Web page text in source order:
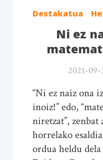
Destakatua
Ni ez
2021-09-
“Ni ez naiz ona
inoiz!” edo,
niretzat”,
horrelako
ordua heldu